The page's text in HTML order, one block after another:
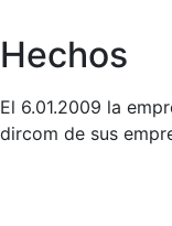
Hechos
El 6.01.2009 la
dircom de sus